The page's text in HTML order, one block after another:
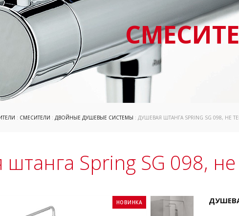
: СМЕСИТЕЛИ : ДВОЙНЫЕ ДУШЕВЫЕ СИСТЕМЫ : ДУШЕВАЯ ШТАНГА SPRING SG 098, НЕ
Spring SG 098, не
НОВИНКА